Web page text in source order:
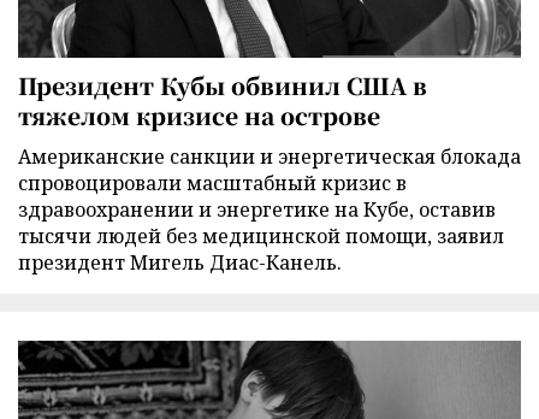
Президент Кубы обвинил США в
тяжелом кризисе на острове
Американские санкции и энергетическая блокада
спровоцировали масштабный кризис в
здравоохранении и энергетике на Кубе, оставив
тысячи людей без медицинской помощи, заявил
президент Мигель Диас-Канель.